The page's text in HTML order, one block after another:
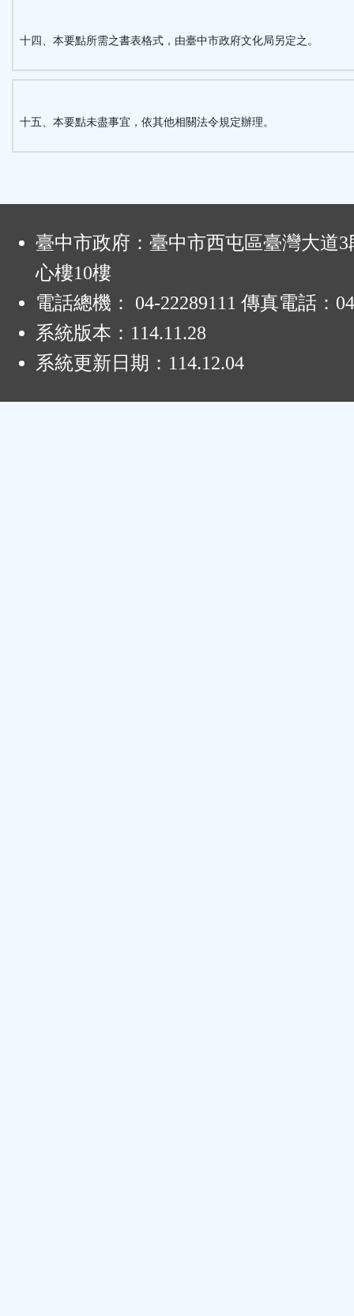
十四、本要點所需之書表格式，由臺中市政府文化局另定之。
十五、本要點未盡事宜，依其他相關法令規定辦理。
臺中市政府：臺中市西屯區臺灣大道3
心樓10樓
電話總機： 04-22289111 傳真電話：
系統版本： 114.11.28
系統更新日期： 114.12.04